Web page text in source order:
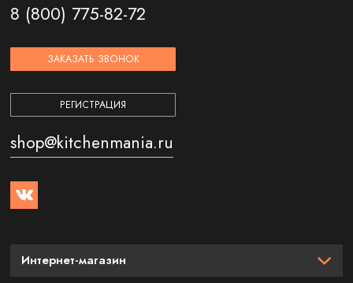
8 (800) 775-82-72
ЗАКАЗАТЬ ЗВОНОК
РЕГИСТРАЦИЯ
shop@kitchenmania.ru
Интернет-магазин